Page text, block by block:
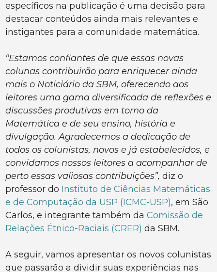
específicos na publicação é uma decisão para
destacar conteúdos ainda mais relevantes e
instigantes para a comunidade matemática.
“Estamos confiantes de que essas novas
colunas contribuirão para enriquecer ainda
mais o Noticiário da SBM, oferecendo aos
leitores uma gama diversificada de reflexões e
discussões produtivas em torno da
Matemática e de seu ensino, história e
divulgação. Agradecemos a dedicação de
todos os colunistas, novos e já estabelecidos, e
convidamos nossos leitores a acompanhar de
perto essas valiosas contribuições”, diz o
professor do Instituto de Ciências Matemáticas
e de Computação da USP (ICMC-USP), em São
Carlos, e integrante também daComissão de
Relações Étnico-Raciais (CRER) da SBM.
A seguir, vamos apresentar os novos colunistas
que passarão a dividir suas experiências nas